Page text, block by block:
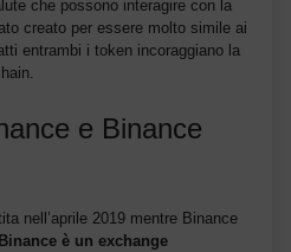
che possono interagire con la
creato per essere molto simile ai
entrambi i token incoraggiano la
e Binance
nell’aprile 2019 mentre Binance
Binance è un exchange